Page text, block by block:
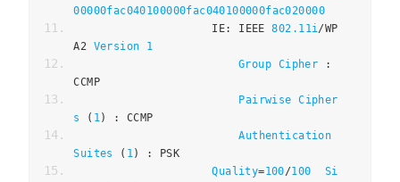
00000fac040100000fac040100000fac020000
                    IE
: IEEE 802.11i/WP
A2 Version
1
Group Cipher
:
CCMP
Pairwise Cipher
s
( 1) :
CCMP
Authentication
Suites
( 1) :
PSK
Quality=100/100
Si